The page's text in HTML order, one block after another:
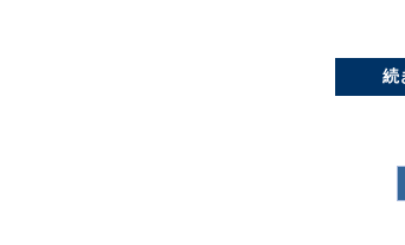
すでに利用できるようになっていますが
IPv6上のICMP機構（近隣探索／自
続